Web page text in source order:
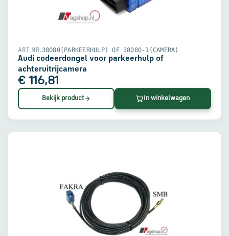
ART.NR.38080(PARKEERHULP) OF 38080-1(CAMERA)
Audi codeerdongel voor parkeerhulp of
achteruitrijcamera
€ 116,81
Bekijk product In winkelwagen